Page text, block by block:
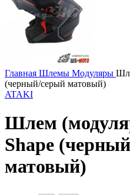
Главная Шлемы Модуляры
(черный/серый матовый)
ATAKI
Шлем
Shape
матовый)